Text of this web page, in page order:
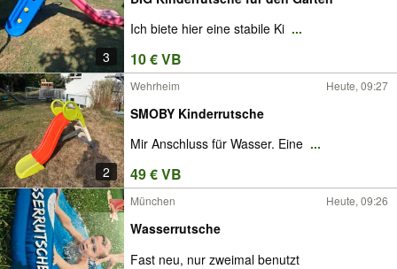
3
Ich biete hier eine stabile Ki ...
10 € VB
2
Wehrheim Heute, 09:27
SMOBY Kinderrutsche
Mir Anschluss für Wasser. Eine ...
49 € VB
München Heute, 09:26
Wasserrutsche
Fast neu, nur zweimal benutzt